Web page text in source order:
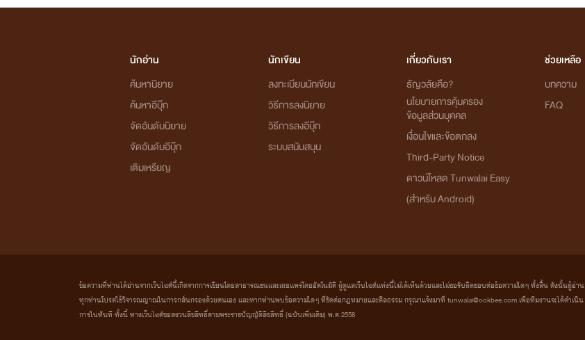
นักอ่าน
ค้นหานิยาย
ค้นหาอีบุ๊ก
จัดอันดับนิยาย
จัดอันดับอีบุ๊ก
เติมเหรียญ
นักเขียน
ลงทะเบียนนักเขียน
วิธีการลงนิยาย
วิธีการลงอีบุ๊ก
ระบบสนับสนุน
เกี่ยวกับเรา
ธัญวลัยคือ?
นโยบายการคุ้มครอง
ข้อมูลส่วนบุคคล
เงื่อนไขและข้อตกลง
Third-Party Notice
ดาวน์โหลด Tunwalai Easy
(สำหรับ Android)
ช่วยเหลือ
บทความ
FAQ
ข้อความที่ท่านได้อ่านจากเว็บไซต์นี้เกิดจากการเขียนโดยสาธารณชนและเผยแพร่โดยอัตโนมัติ ผู้ดูแลเว็บไซต์แห่งนี้ไม่ได้เห็นด้วยและไม่ขอรับผิดชอบต่อข้อความใดๆ ทั้งสิ้น ดังนั้นผู้อ่าน
ทุกท่านโปรดใช้วิจารณญาณในการกลั่นกรองด้วยตนเอง และหากท่านพบข้อความใดๆ ที่ขัดต่อกฎหมายและศีลธรรม กรุณาแจ้งมาที่ tunwalai@ookbee.com เพื่อทีมงานจะได้ดำเนิน
การในทันที ทั้งนี้ ทางเว็บไซต์ขอสงวนลิขสิทธิ์ตามพระราชบัญญัติลิขสิทธิ์ (ฉบับเพิ่มเติม) พ.ศ.2558